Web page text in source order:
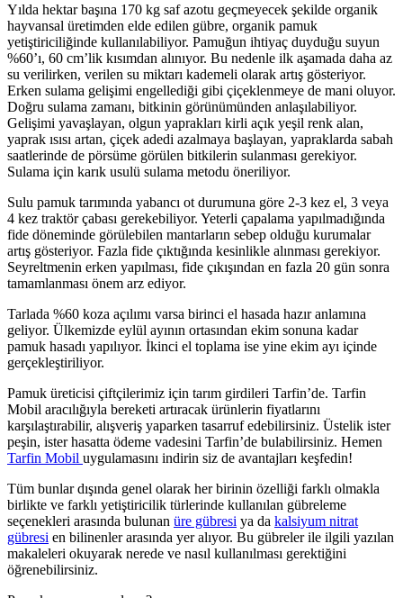
Yılda hektar başına 170 kg saf azotu geçmeyecek şekilde organik
hayvansal üretimden elde edilen gübre, organik pamuk
yetiştiriciliğinde kullanılabiliyor. Pamuğun ihtiyaç duyduğu suyun
%60’ı, 60 cm’lik kısımdan alınıyor. Bu nedenle ilk aşamada daha az
su verilirken, verilen su miktarı kademeli olarak artış gösteriyor.
Erken sulama gelişimi engellediği gibi çiçeklenmeye de mani oluyor.
Doğru sulama zamanı, bitkinin görünümünden anlaşılabiliyor.
Gelişimi yavaşlayan, olgun yaprakları kirli açık yeşil renk alan,
yaprak ısısı artan, çiçek adedi azalmaya başlayan, yapraklarda sabah
saatlerinde de pörsüme görülen bitkilerin sulanması gerekiyor.
Sulama için karık usulü sulama metodu öneriliyor.
Sulu pamuk tarımında yabancı ot durumuna göre 2-3 kez el, 3 veya
4 kez traktör çabası gerekebiliyor. Yeterli çapalama yapılmadığında
fide döneminde görülebilen mantarların sebep olduğu kurumalar
artış gösteriyor. Fazla fide çıktığında kesinlikle alınması gerekiyor.
Seyreltmenin erken yapılması, fide çıkışından en fazla 20 gün sonra
tamamlanması önem arz ediyor.
Tarlada %60 koza açılımı varsa birinci el hasada hazır anlamına
geliyor. Ülkemizde eylül ayının ortasından ekim sonuna kadar
pamuk hasadı yapılıyor. İkinci el toplama ise yine ekim ayı içinde
gerçekleştiriliyor.
Pamuk üreticisi çiftçilerimiz için tarım girdileri Tarfin’de. Tarfin
Mobil aracılığıyla bereketi artıracak ürünlerin fiyatlarını
karşılaştırabilir, alışveriş yaparken tasarruf edebilirsiniz. Üstelik ister
peşin, ister hasatta ödeme vadesini Tarfin’de bulabilirsiniz. Hemen
Tarfin Mobil uygulamasını indirin siz de avantajları keşfedin!
Tüm bunlar dışında genel olarak her birinin özelliği farklı olmakla
birlikte ve farklı yetiştiricilik türlerinde kullanılan gübreleme
seçenekleri arasında bulunan üre gübresi ya da kalsiyum nitrat
gübresi en bilinenler arasında yer alıyor. Bu gübreler ile ilgili yazılan
makaleleri okuyarak nerede ve nasıl kullanılması gerektiğini
öğrenebilirsiniz.